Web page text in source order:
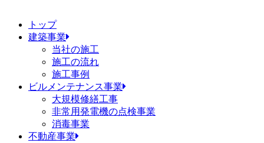
トップ
建築事業
当社の施工
施工の流れ
施工事例
ビルメンテナンス事業
大規模修繕工事
非常用発電機の点検事業
消毒事業
不動産事業